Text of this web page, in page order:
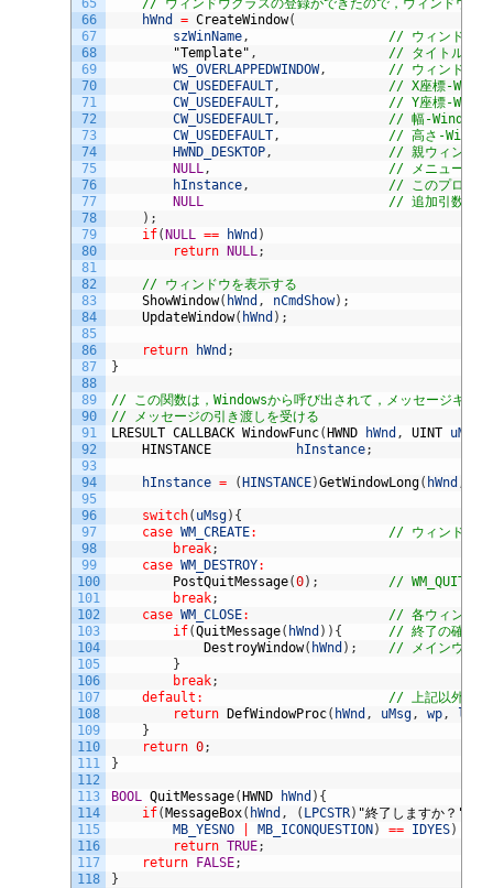
66
67
68
69
70
71
72
73
74
75
76
77
78
79
80
81
82
83
84
85
86
87
88
89
90
91
92
93
94
95
96
97
98
99
100
101
102
103
104
105
106
107
108
109
110
111
112
113
114
115
116
117
118
hWnd
= CreateWindow(
szWinName ,
// ウィンドウク
"Template" ,
// タイトル
WS_OVERLAPPEDWINDOW,
// ウィンドウス
CW_USEDEFAULT ,
// X座標-
CW_USEDEFAULT ,
// Y座標-
CW_USEDEFAULT ,
// 幅-Windows
CW_USEDEFAULT ,
// 高さ-
HWND_DESKTOP ,
// 親ウィンドウ
NULL ,
// メニューなし
hInstance ,
// このプログラ
NULL
// 追加引数なし
) ;
if(NULL == hWnd )
return NULL ;
// ウィンドウを表示する
ShowWindow( hWnd , nCmdShow) ;
UpdateWindow( hWnd ) ;
return hWnd ;
}
// この関数は，Windowsから呼び出されて，メッセージキュ
// メッセージの引き渡しを受ける
LRESULT CALLBACK WindowFunc(HWND hWnd , UINT uMsg
hInstance;
hInstance = (HINSTANCE)GetWindowLong( hWnd
switch( uMsg) {
case WM_CREATE:
// ウィンドウの
break;
case WM_DESTROY:
PostQuitMessage(0) ;
// WM_QUITを
break;
case WM_CLOSE:
// 各ウィンドウ
if(QuitMessage( hWnd ) ) {
// 終了の確認
DestroyWindow( hWnd ) ;
// メインウィン
}
break;
default :
// 上記以外は
return DefWindowProc( hWnd , uMsg , wp , lp
}
return 0;
}
BOOL QuitMessage(HWND hWnd ) {
if(MessageBox( hWnd , ( LPCSTR) "終了しますか？"
MB_YESNO
MB_ICONQUESTION) == IDYES)
return TRUE;
return FALSE;
}